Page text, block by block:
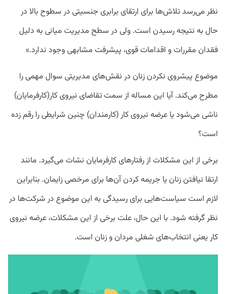
نظر می‌رسد تلاش‌ها برای ارتقای برابری جنسیتی در سطوح بالا در
حال به نتیجه رسیدن است. ولی در سطح مدیریت میانی به دلیل
فقدان مقررات و اقدامات قوی، پیشرفت مشابهی وجود ندارد.»
موضوع پیشروی نکردن زنان در نقش‌های مدیریتی سوال مهمی را
مطرح می‌کند. آیا این مساله از سمت تقاضای نیروی کار(کارفرمایان)
ناشی می‌شود یا عرضه نیروی کار (کارمندان) چنین شرایطی را رقم زده
است؟
برخی از این مشکلات از رفتارهای کارفرمایان نشات می‌گیرد. مانند
ارتقا نیافتن زنان یا جریمه کردن آن‌ها برای مرخصی زایمان. بنابراین
لازم است سیاست‌هایی برای رسیدگی به این موضوع در شرکت‌ها در
نظر گرفته شود. با این حال، علت برخی از این مشکلات، عرضه نیروی
کار یعنی انتخاب‌های شغلی مردان و زنان است.